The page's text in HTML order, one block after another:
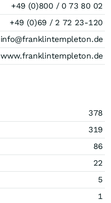
+49 (0)800 / 0 73 80 02
+49 (0)69 / 2 72 23-120
info@franklintempleton.de
www.franklintempleton.de
378
319
86
22
5
1